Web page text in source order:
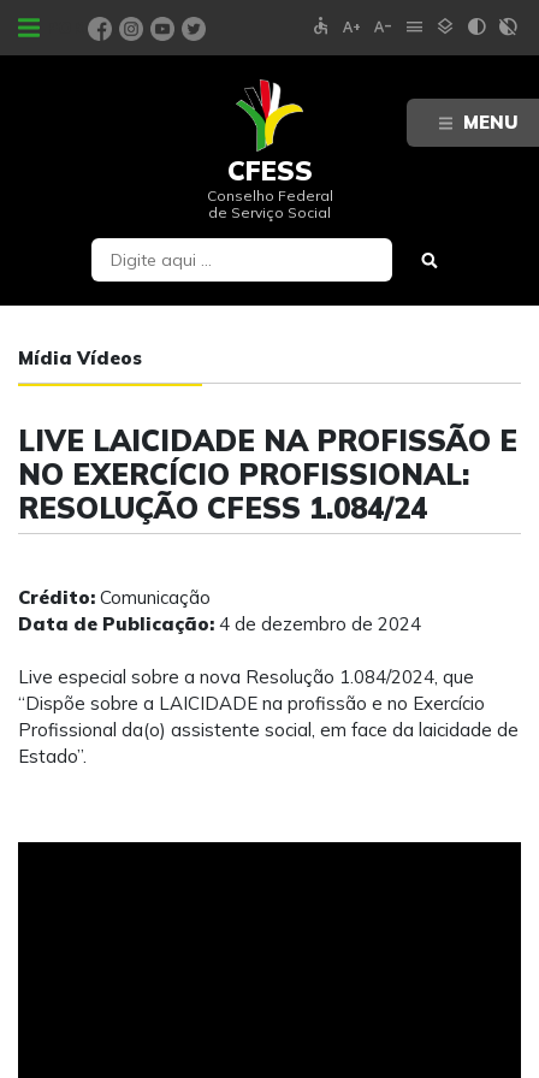
MENU
PORTAIS accessible text_increase text_decrease menu layers contrast contrast_rtl_off
CFESS
Conselho Federal
de Serviço Social
Mídia Vídeos
LIVE LAICIDADE NA PROFISSÃO E
NO EXERCÍCIO PROFISSIONAL:
RESOLUÇÃO CFESS 1.084/24
Crédito: Comunicação
Data de Publicação: 4 de dezembro de 2024
Live especial sobre a nova Resolução 1.084/2024, que
“Dispõe sobre a LAICIDADE na profissão e no Exercício
Profissional da(o) assistente social, em face da laicidade de
Estado”.